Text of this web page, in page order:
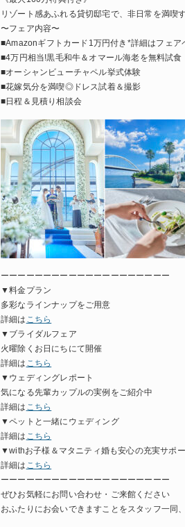
リゾート感あふれる貸切邸宅で、非日常を満喫
〜フェア内容〜
■Amazonギフトカード1万円付き*詳細はフェア
■4万円相当!黒毛和牛＆オマール海老を無料試食
■オーシャンビューチャペル挙式体験
■花嫁気分を満喫◎ドレス試着＆撮影
■日程＆見積り相談会
ーーーーーーーーーーーーーーーーーーーー
▼料金プラン
多彩なラインナップをご用意
詳細は こちら
▼ブライダルフェア
火曜除くお日にちにて開催
詳細は こちら
▼ウェディングレポート
気になる先輩カップルの実例をご紹介中
詳細は こちら
▼ペットと一緒にウェディング
詳細は こちら
▼withお子様＆マタニティ婚も安心の充実サポ
詳細は こちら
ーーーーーーーーーーーーーーーーーーーー
ぜひお気軽にお問い合わせ・ご来館ください
おふたりにお会いできますことをスタッフ一同